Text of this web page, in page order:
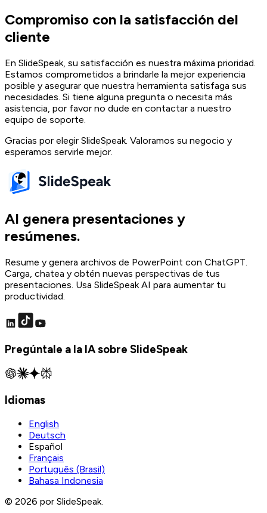
Compromiso con la satisfacción del
cliente
En SlideSpeak, su satisfacción es nuestra máxima prioridad.
Estamos comprometidos a brindarle la mejor experiencia
posible y asegurar que nuestra herramienta satisfaga sus
necesidades. Si tiene alguna pregunta o necesita más
asistencia, por favor no dude en contactar a nuestro
equipo de soporte.
Gracias por elegir SlideSpeak. Valoramos su negocio y
esperamos servirle mejor.
AI genera presentaciones y
resúmenes.
Resume y genera archivos de PowerPoint con ChatGPT.
Carga, chatea y obtén nuevas perspectivas de tus
presentaciones. Usa SlideSpeak AI para aumentar tu
productividad.
Pregúntale a la IA sobre SlideSpeak
Idiomas
English
Deutsch
Español
Français
Português (Brasil)
Bahasa Indonesia
© 2026 por SlideSpeak.